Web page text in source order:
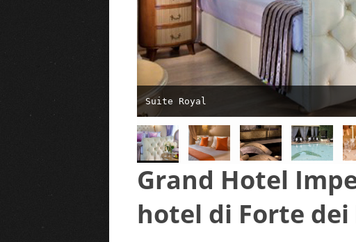
Suite Royal
Grand Hotel
hotel di Forte